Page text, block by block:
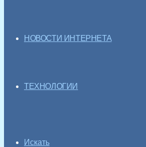
НОВОСТИ ИНТЕРНЕТА
ТЕХНОЛОГИИ
Искать